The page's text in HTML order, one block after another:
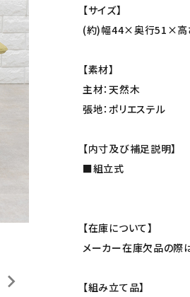
【サイズ】
(約)幅44×奥行51×
【素材】
主材：天然木
張地：ポリエステル
【内寸及び補足説明】
■組立式
【在庫について】
メーカー在庫欠品の際
【組み立て品】